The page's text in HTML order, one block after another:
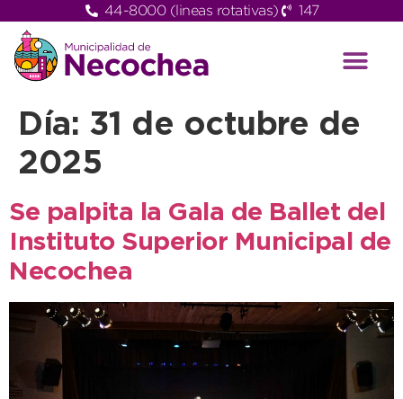
44-8000 (lineas rotativas) 147
Día: 31 de octubre de
2025
Se palpita la Gala de Ballet del
Instituto Superior Municipal de
Necochea